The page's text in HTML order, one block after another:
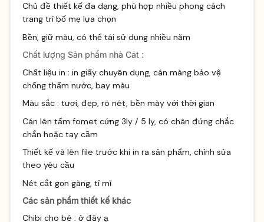
Chủ đề thiết kế đa dạng, phù hợp nhiều phong cách
trang trí bố mẹ lựa chọn
Bền, giữ màu, có thể tái sử dụng nhiều năm
Chất lượng Sản phẩm nhà Cát :
Chất liệu in : in giấy chuyên dụng, cán màng bảo vệ
chống thấm nước, bay màu
Màu sắc : tươi, đẹp, rõ nét, bền mày với thời gian
Cán lên tấm fomet cứng 3ly / 5 ly, có chân đứng chắc
chắn hoặc tay cầm
Thiết kế và lên file trước khi in ra sản phẩm, chỉnh sửa
theo yêu cầu
Nét cắt gọn gàng, tỉ mĩ
Các sản phẩm thiết kế khác
Chibi cho bé : ở đây ạ